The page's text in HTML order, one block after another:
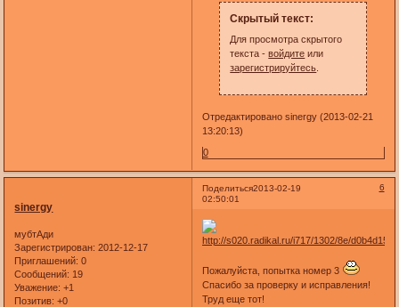
Скрытый текст:
Для просмотра скрытого
текста -войдите или
зарегистрируйтесь
Отредактировано sinergy (2013-02-21
13:20:13)
0
Поделиться 6
2013-02-19
02:50:01
sinergy
мубтАди
Зарегистрирован: 2012-12-17
Приглашений: 0
Сообщений: 19
Уважение: +1
Позитив: +0
Пожалуйста, попытка номер 3
Спасибо за проверку и исправления!
Труд еще тот!